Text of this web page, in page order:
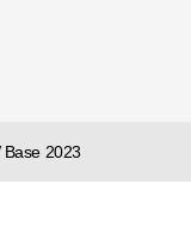
2023